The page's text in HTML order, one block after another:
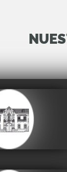
Casa de la
Visitar